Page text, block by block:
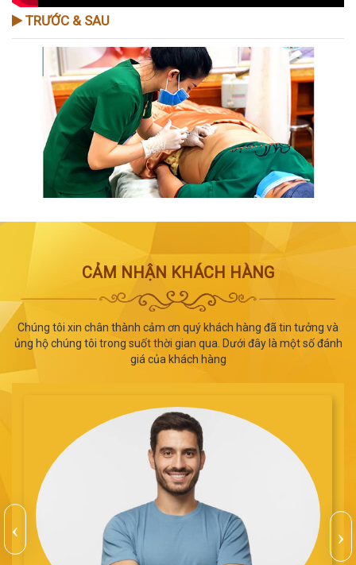
TRƯỚC & SAU
CẢM NHẬN KHÁCH HÀNG
Chúng tôi xin chân thành cảm ơn quý khách hàng đã tin tưởng và
ủng hộ chúng tôi trong suốt thời gian qua. Dưới đây là một số đánh
giá của khách hàng